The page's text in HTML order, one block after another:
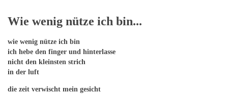
Wie wenig nütze ich bin...
wie wenig nütze ich bin
ich hebe den finger und hinterlasse
nicht den kleinsten strich
in der luft
die zeit verwischt mein gesicht